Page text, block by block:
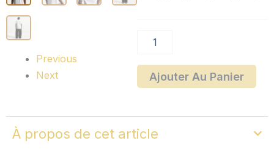
Previous
Next
foot
FFF
Ajouter Au Panier
À propos de cet article